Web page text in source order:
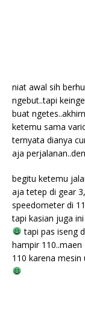
niat awal sih
ngebut..tapi
buat
ketemu sama
ternyata dianya
aja
begitu ketemu
aja tetep di gear
speedometer di
tapi kasian juga
tapi pas iseng
hampir
110 karena